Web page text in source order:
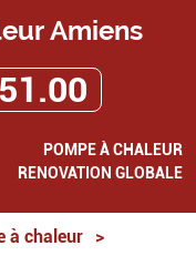
Amiens
POMPE À CHALEUR
RENOVATION GLOBALE
à chaleur
>